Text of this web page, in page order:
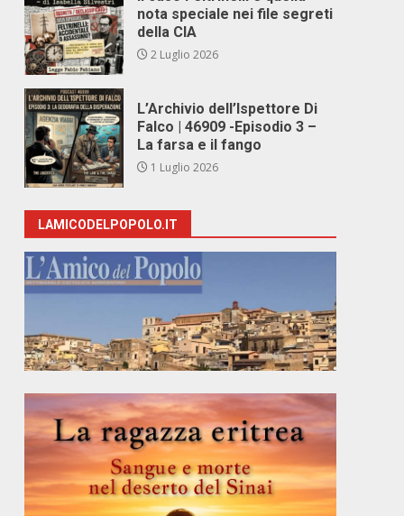
nota speciale nei file segreti
della CIA
2 Luglio 2026
L’Archivio dell’Ispettore Di
Falco | 46909 -Episodio 3 –
La farsa e il fango
1 Luglio 2026
LAMICODELPOPOLO.IT